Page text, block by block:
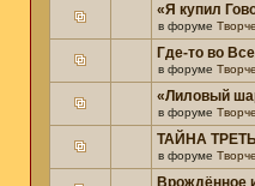
«Я купил
в форуме
Где-то во
в форуме
«Лиловый
в форуме
ТАЙНА
в форуме
Врождённое